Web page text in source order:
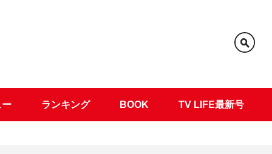
ー ランキング BOOK TV LIFE最新号